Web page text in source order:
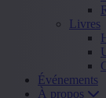
Livres
Événements
À propos